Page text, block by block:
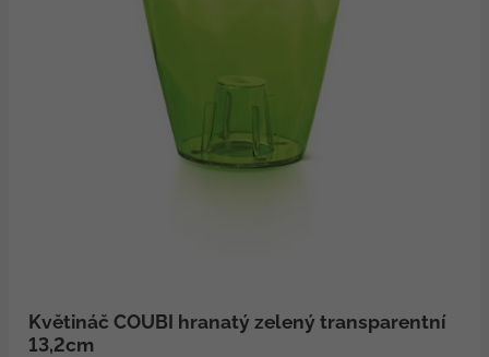
Květináč COUBI hranatý zelený transparentní
13,2cm